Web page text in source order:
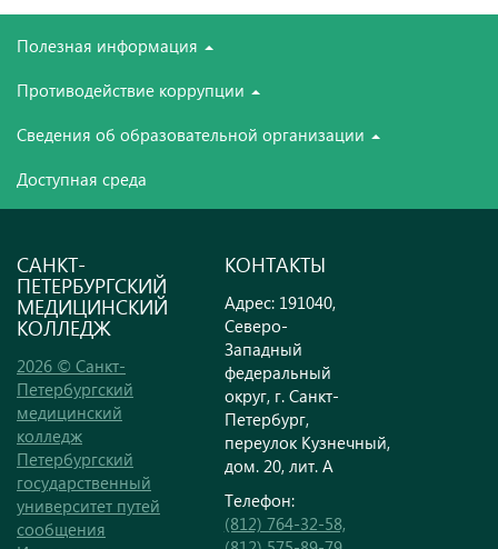
Полезная информация
Противодействие коррупции
Сведения об образовательной организации
Доступная среда
САНКТ-
ПЕТЕРБУРГСКИЙ
МЕДИЦИНСКИЙ
КОЛЛЕДЖ
2026 © Санкт-
Петербургский
медицинский
колледж
Петербургский
государственный
университет путей
сообщения
КОНТАКТЫ
Адрес: 191040,
Северо-
Западный
федеральный
округ, г. Санкт-
Петербург,
переулок Кузнечный,
дом. 20, лит. А
Телефон:
(812) 764-32-58,